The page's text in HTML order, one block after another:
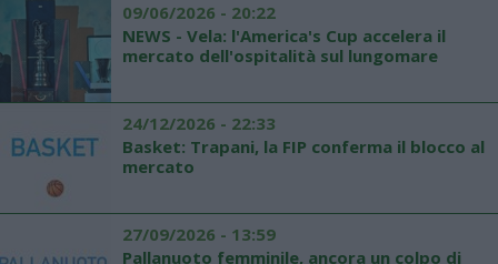
09/06/2026 - 20:22
NEWS - Vela: l'America's Cup accelera il
mercato dell'ospitalità sul lungomare
24/12/2026 - 22:33
Basket: Trapani, la FIP conferma il blocco al
mercato
27/09/2026 - 13:59
Pallanuoto femminile, ancora un colpo di